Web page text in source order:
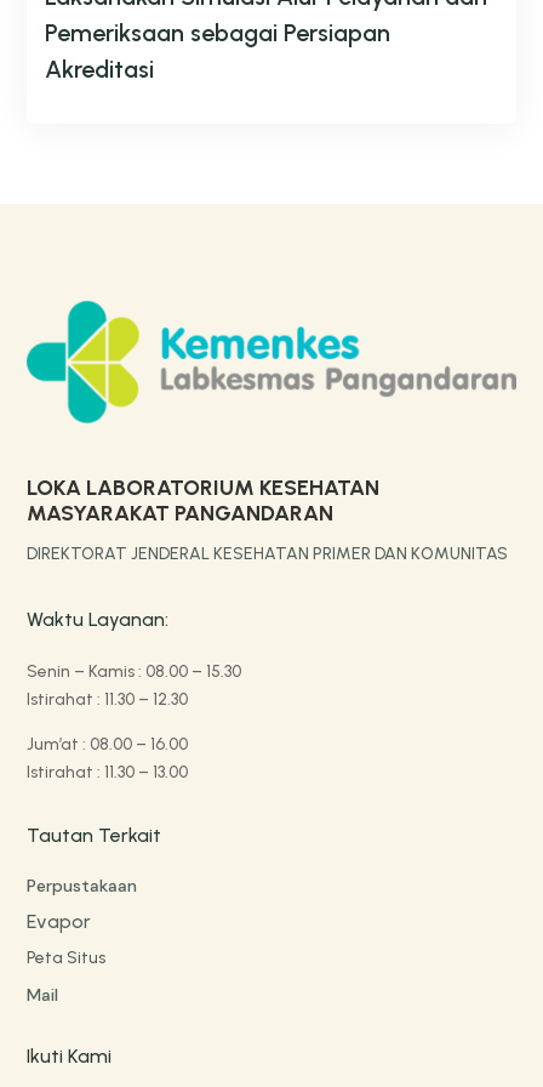
Pemeriksaan sebagai Persiapan
Akreditasi
LOKA LABORATORIUM KESEHATAN
MASYARAKAT PANGANDARAN
DIREKTORAT JENDERAL KESEHATAN PRIMER DAN KOMUNITAS
Waktu Layanan:
Senin – Kamis : 08.00 – 15.30
Istirahat : 11.30 – 12.30
Jum’at : 08.00 – 16.00
Istirahat : 11.30 – 13.00
Tautan Terkait
Perpustakaan
Evapor
Peta Situs
Mail
Ikuti Kami